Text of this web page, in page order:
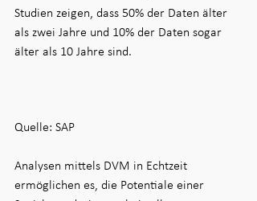
Studien zeigen, dass 50% der Daten älter
als zwei Jahre und 10% der Daten sogar
älter als 10 Jahre sind.
Quelle: SAP
Analysen mittels DVM in Echtzeit
ermöglichen es, die Potentiale einer